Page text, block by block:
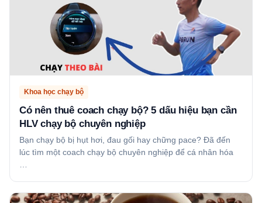
Khoa học chạy bộ
Có nên thuê coach chạy bộ? 5 dấu hiệu bạn cần
HLV chạy bộ chuyên nghiệp
Bạn chạy bộ bị hụt hơi, đau gối hay chững pace? Đã đến
lúc tìm một coach chạy bộ chuyên nghiệp để cá nhân hóa